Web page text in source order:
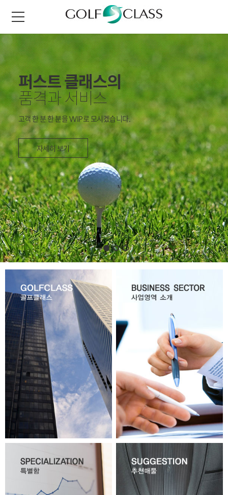
Extreme Management
of Golf Business
회원권분양, 매매에서 골프장 M&A 및 위탁경영까지 원스탑!
자세히 보기